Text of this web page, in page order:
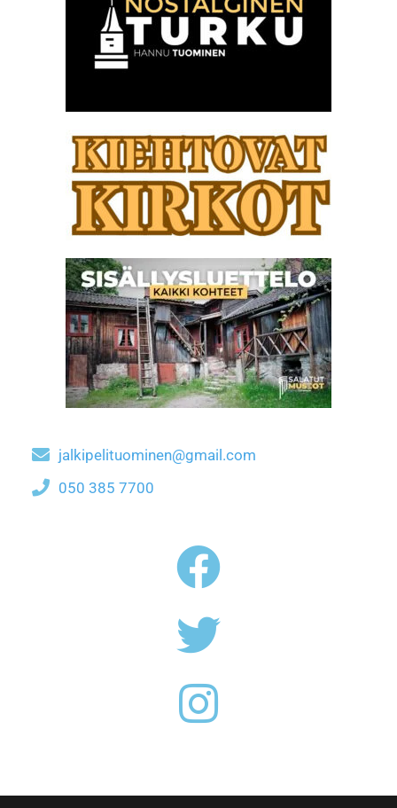
jalkipelituominen@gmail.com
050 385 7700